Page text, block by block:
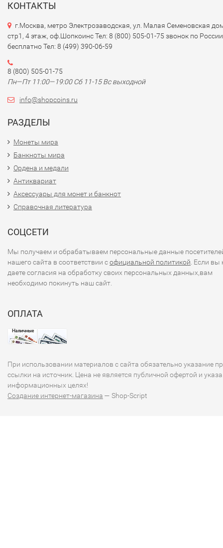
перекладывая в специальные альбомы или папки. Такой
вариант станет отличным подарком для близкого
увлекающегося нумизматикой, особенно если даритель
разбирается в этой теме.
В ассортименте магазина представлены полные наборы
юбилейных монет России. Здесь вы найдете варианты
отсортированы по тематике - военные события,
Кроме наборов памятных и
юбилейных монет Вам может
понравится:
Памятные 5 рублей
Памятные 1 и 2 рубля
Памятные 10 рублей
КОНТАКТЫ
г.Москва, метро Электрозаводская, ул. Малая Семеновская
стр1, 4 этаж, оф.Шопкоинс Тел: 8 (800) 505-01-75 звонок по России
бесплатно Тел: 8 (499) 390-06-59
8 (800) 505-01-75
Пн—Пт 11:00—19:00 Сб 11-15 Вс выходной
info@shopcoins.ru
РАЗДЕЛЫ
Монеты мира
Банкноты мира
Ордена и медали
Антиквариат
Аксессуары для монет и банкнот
Справочная литература
СОЦСЕТИ
Мы получаем и обрабатываем персональные данные
нашего сайта в соответствии софициальной политикой. Если вы
даете согласия на обработку своих персональных данных,вам
необходимо покинуть наш сайт.
ОПЛАТА
При использовании материалов с сайта обязательно указание
ссылки на источник. Цена не является публичной офертой и
информационных целях!
Создание интернет-магазина — Shop-Script